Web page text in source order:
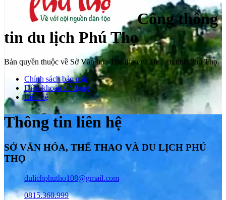
Cổng thông
tin du lịch Phú Thọ
Bản quyền thuộc về Sở Văn hóa Thể thao và Du lịch tỉnh Phú Thọ.
Chính sách bảo mật
Điều khoản sử dụng
Liên hệ
Thông tin liên hệ
SỞ VĂN HÓA, THỂ THAO VÀ DU LỊCH PHÚ
THỌ
dulichphutho108@gmail.com
0815.360.999